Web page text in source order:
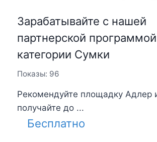
Зарабатывайте с нашей
партнерской
категории Сумки
Показы: 96
Рекомендуйте площадку Адлер
получайте до ...
Бесплатно